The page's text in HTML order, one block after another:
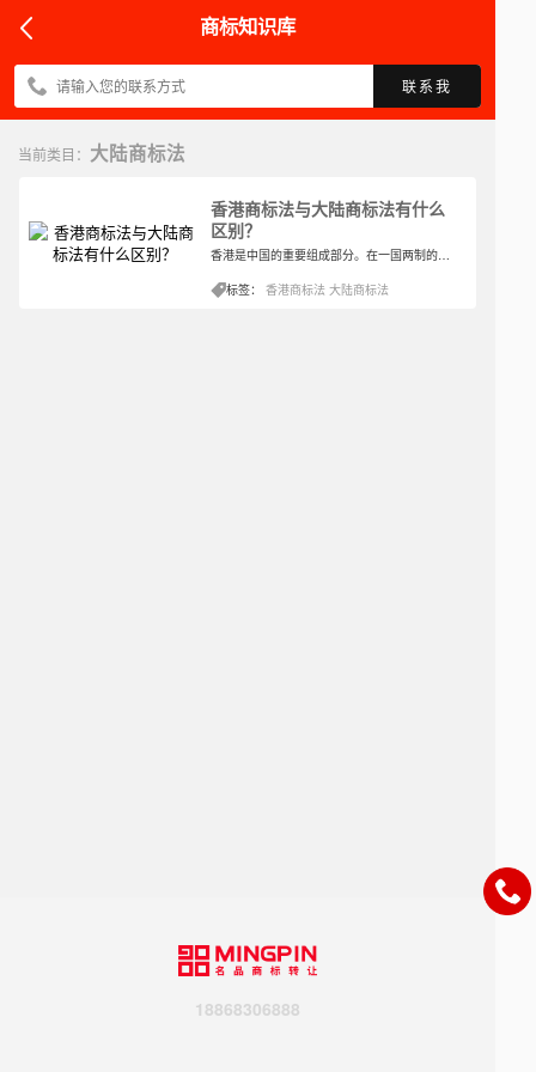
商标知识库
联系我
当前类目： 大陆商标法
香港商标法与大陆商标法有什么
区别？
香港是中国的重要组成部分。在一国两制的治国政策下，香港对商标也有不一样的法律规定。那么，香港商标法和中国大陆商标法有什么区别呢？小编整理了以下内容来解答，希望这对你有帮助。
标签：香港商标法 大陆商标法
18868306888